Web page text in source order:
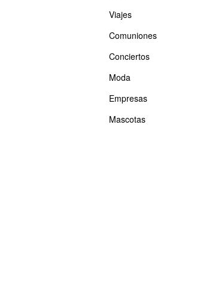
Viajes
Comuniones
Conciertos
Moda
Empresas
Mascotas